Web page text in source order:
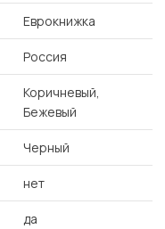
Еврокнижка
Россия
Коричневый,
Бежевый
Черный
нет
да